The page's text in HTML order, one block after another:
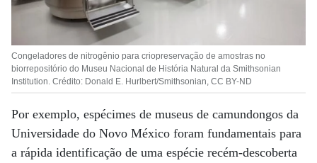
Congeladores de nitrogênio para criopreservação de amostras no
biorrepositório do Museu Nacional de História Natural da Smithsonian
Institution. Crédito: Donald E. Hurlbert/Smithsonian, CC BY-ND
Por exemplo, espécimes de museus de camundongos da
Universidade do Novo México foram fundamentais para
a rápida identificação de uma espécie recém-descoberta